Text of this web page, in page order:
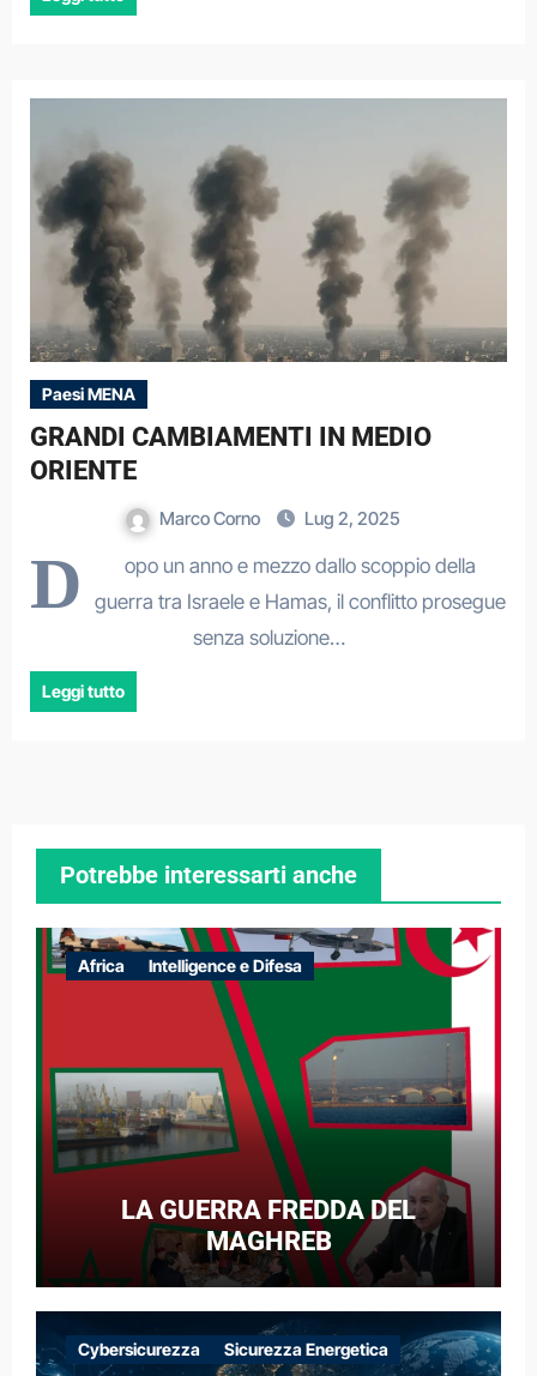
Paesi MENA
GRANDI CAMBIAMENTI IN MEDIO
ORIENTE
Marco Corno Lug 2, 2025
D
opo un anno e mezzo dallo scoppio della
guerra tra Israele e Hamas, il conflitto prosegue
senza soluzione…
Leggi tutto
Potrebbe interessarti anche
Africa Intelligence e Difesa
LA GUERRA FREDDA DEL
MAGHREB
Cybersicurezza Sicurezza Energetica